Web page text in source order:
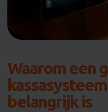
Waarom een
kassasysteem
belangrijk is